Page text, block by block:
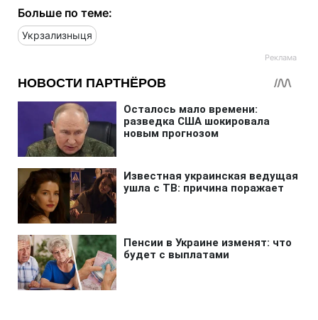
Больше по теме:
Укрзализныця